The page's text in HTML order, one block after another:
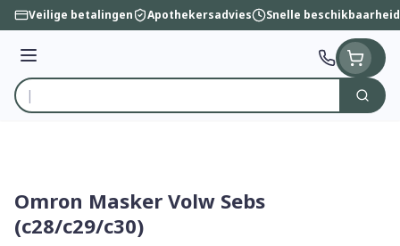
Ga naar de inhoud
Veilige betalingen Apothekersadvies Snelle beschikbaarheid
Menu
Product, merk, categorie...
Zoek
Omron Masker Volw Sebs
(c28/c29/c30)